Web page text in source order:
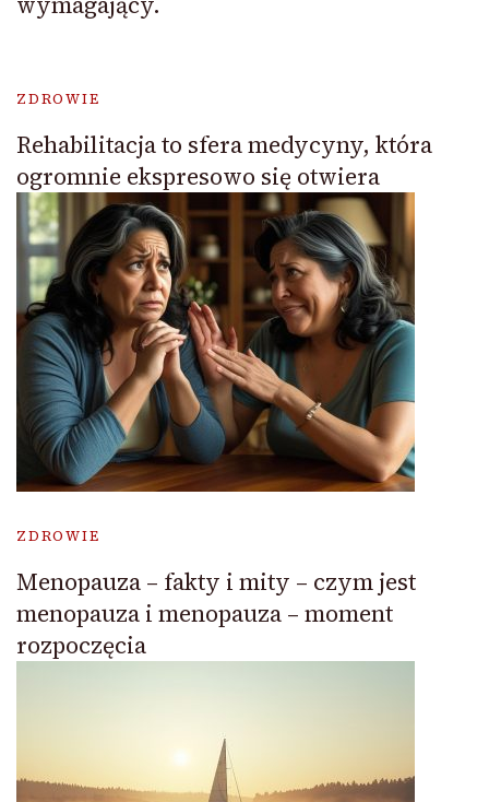
ZDROWIE
Rehabilitacja to sfera medycyny, która
ogromnie ekspresowo się otwiera
ZDROWIE
Menopauza – fakty i mity – czym jest
menopauza i menopauza – moment
rozpoczęcia